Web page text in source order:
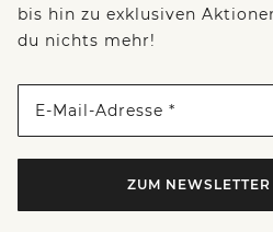
bis hin zu exklusiven
du nichts mehr!
E-Mail-Adresse *
ZUM